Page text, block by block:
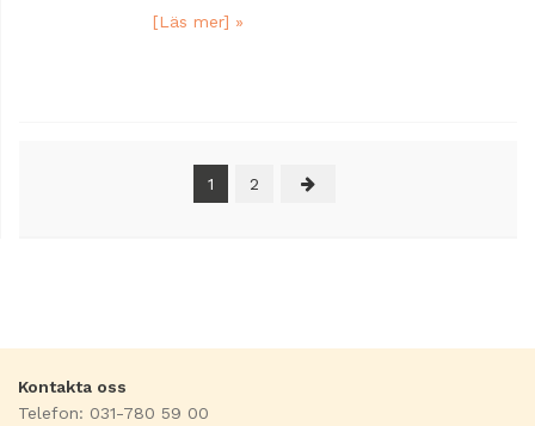
[Läs mer] »
1 2
Kontakta oss
Telefon: 031-780 59 00